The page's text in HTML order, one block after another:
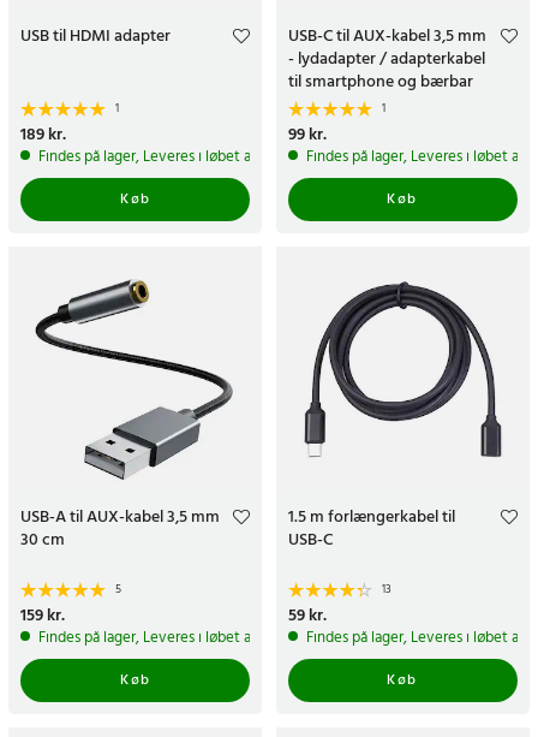
USB til HDMI adapter
1
Pris:189 kr.
189 kr.
Findes på lager, Leveres i løbet af 1-2 hverdage
Køb
USB-C til AUX-kabel 3,5 mm
- lydadapter / adapterkabel
til smartphone og bærbar
computer
1
Pris:99 kr.
99 kr.
Findes på lager, Leveres i løbet af
Køb
USB-A til AUX-kabel 3,5 mm
30 cm
5
Pris:159 kr.
159 kr.
Findes på lager, Leveres i løbet af 1-2 hverdage
Køb
1.5 m forlængerkabel til
USB-C
13
Pris:59 kr.
59 kr.
Findes på lager, Leveres i løbet af
Køb